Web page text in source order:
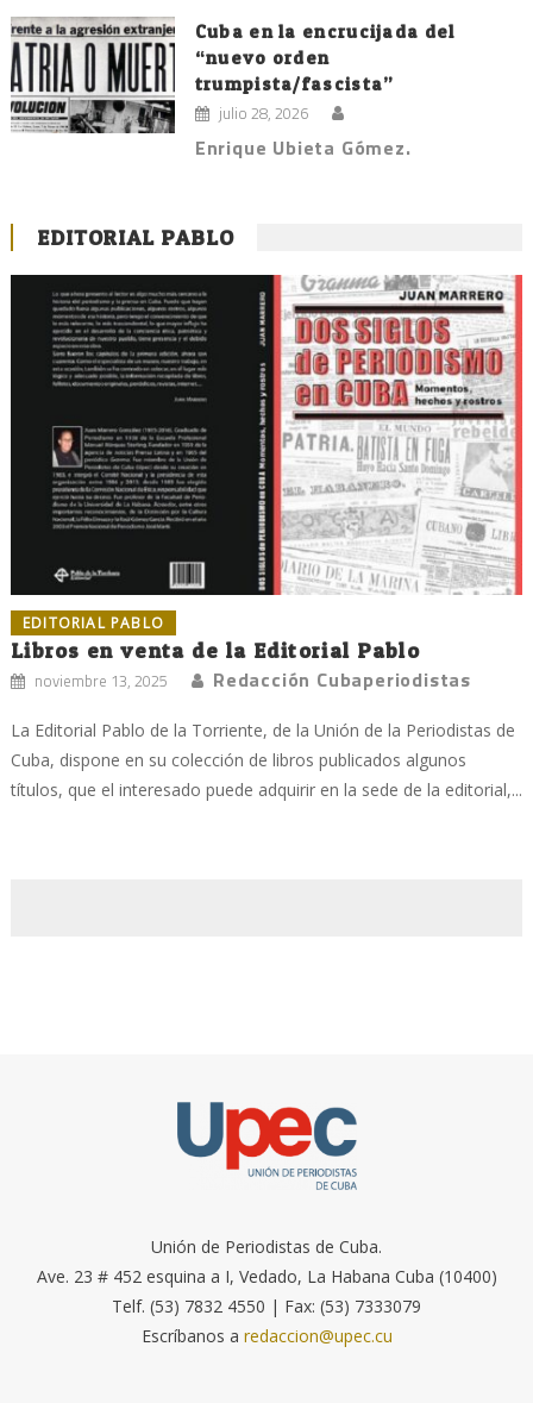
Cuba en la encrucijada del
“nuevo orden
trumpista/fascista”
julio 28, 2026
Enrique Ubieta Gómez.
EDITORIAL PABLO
EDITORIAL PABLO
Libros en venta de la Editorial Pablo
noviembre 13, 2025 Redacción Cubaperiodistas
La Editorial Pablo de la Torriente, de la Unión de la Periodistas de
Cuba, dispone en su colección de libros publicados algunos
títulos, que el interesado puede adquirir en la sede de la editorial,...
Unión de Periodistas de Cuba.
Ave. 23 # 452 esquina a I, Vedado, La Habana Cuba (10400)
Telf. (53) 7832 4550 | Fax: (53) 7333079
Escríbanos a redaccion@upec.cu